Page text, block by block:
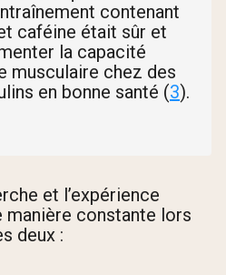
contenant
caféine était sûr et
la capacité
musculaire chez des
en bonne santé (3).
et l’expérience
constante lors
deux :